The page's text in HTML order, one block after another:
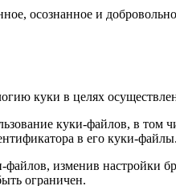
осознанное и
куки в целях
куки-файлов, в
в его куки-файлы.
файлов, изменив
ограничен.